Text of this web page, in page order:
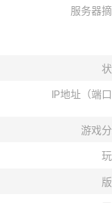
服务器摘
IP地址（端口
游戏分